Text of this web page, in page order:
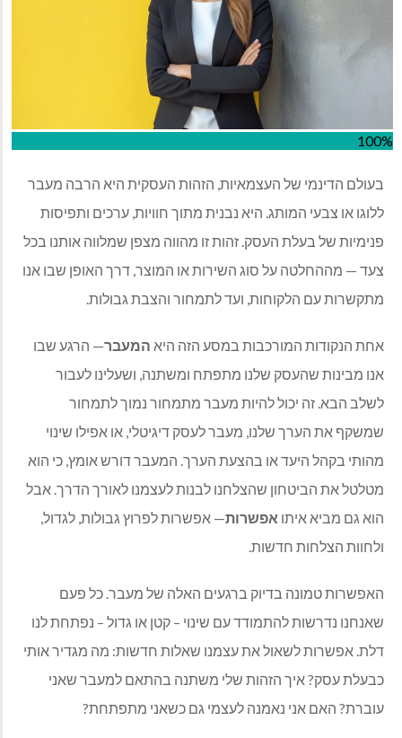
100%
בעולם הדינמי של העצמאיות, הזהות העסקית היא הרבה מעבר
ללוגו או צבעי המותג. היא נבנית מתוך חוויות, ערכים ותפיסות
פנימיות של בעלת העסק. זהות זו מהווה מצפן שמלווה אותנו בכל
צעד — מההחלטה על סוג השירות או המוצר, דרך האופן שבו אנו
מתקשרות עם הלקוחות, ועד לתמחור והצבת גבולות.
אחת הנקודות המורכבות במסע הזה היא המעבר— הרגע שבו
אנו מבינות שהעסק שלנו מתפתח ומשתנה, ושעלינו לעבור
לשלב הבא. זה יכול להיות מעבר מתמחור נמוך לתמחור
שמשקף את הערך שלנו, מעבר לעסק דיגיטלי, או אפילו שינוי
מהותי בקהל היעד או בהצעת הערך. המעבר דורש אומץ, כי הוא
מטלטל את הביטחון שהצלחנו לבנות לעצמנו לאורך הדרך. אבל
הוא גם מביא איתו אפשרות— אפשרות לפרוץ גבולות, לגדול,
ולחוות הצלחות חדשות.
האפשרות טמונה בדיוק ברגעים האלה של מעבר. כל פעם
שאנחנו נדרשות להתמודד עם שינוי – קטן או גדול – נפתחת לנו
דלת. אפשרות לשאול את עצמנו שאלות חדשות: מה מגדיר אותי
כבעלת עסק? איך הזהות שלי משתנה בהתאם למעבר שאני
עוברת? האם אני נאמנה לעצמי גם כשאני מתפתחת?